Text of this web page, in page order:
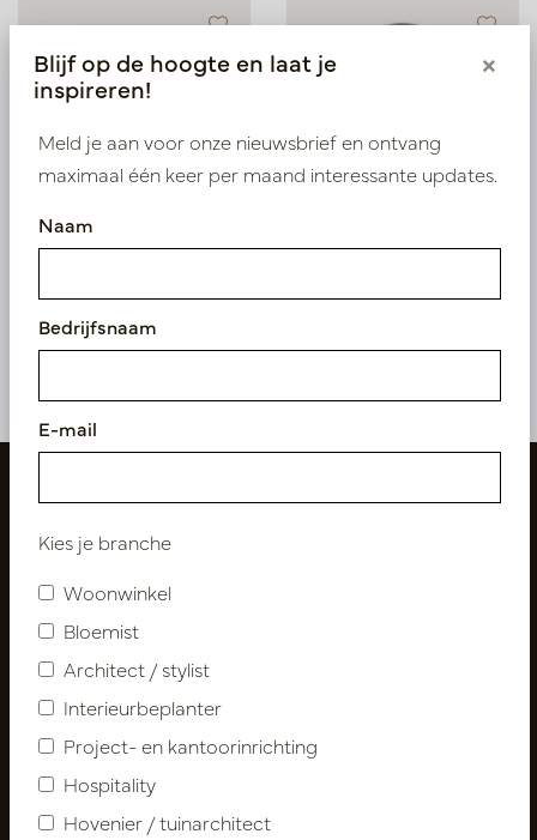
Pot Wefy L Light Grey D61
PV84.1406GRL
Pot Wefy L Light Grey
Volg ons
Nieuwsbrief
Blijf op de hoogte en laat je
inspireren!
×
Meld je aan voor onze nieuwsbrief en ontvang
maximaal één keer per maand interessante updates.
Naam
Bedrijfsnaam
E-mail
Kies je branche
Woonwinkel
Bloemist
Architect / stylist
Interieurbeplanter
Project- en kantoorinrichting
Hospitality
Hovenier / tuinarchitect